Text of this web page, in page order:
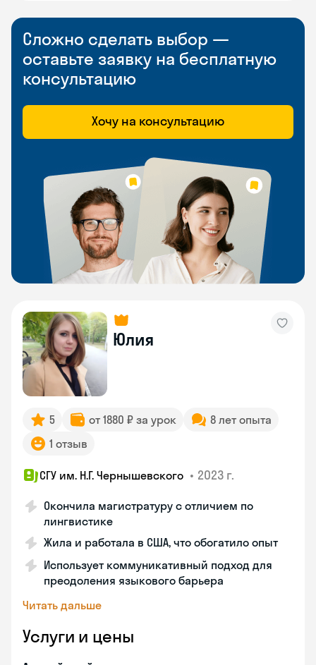
Сложно сделать выбор —
оставьте заявку на бесплатную
консультацию
Хочу на консультацию
Юлия
5 от 1880 ₽ за урок
8 лет опыта
1 отзыв
СГУ им. Н.Г. Чернышевского • 2023 г.
Окончила магистратуру с отличием по
лингвистике
Жила и работала в США, что обогатило опыт
Использует коммуникативный подход для
преодоления языкового барьера
Читать дальше
Услуги и цены